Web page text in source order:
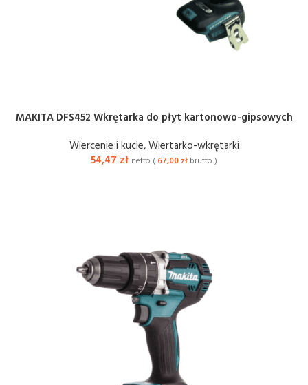
MAKITA DFS452 Wkrętarka do płyt kartonowo-gipsowych
Wiercenie i kucie,Wiertarko-wkrętarki
54,47 zł netto ( 67,00 zł brutto )